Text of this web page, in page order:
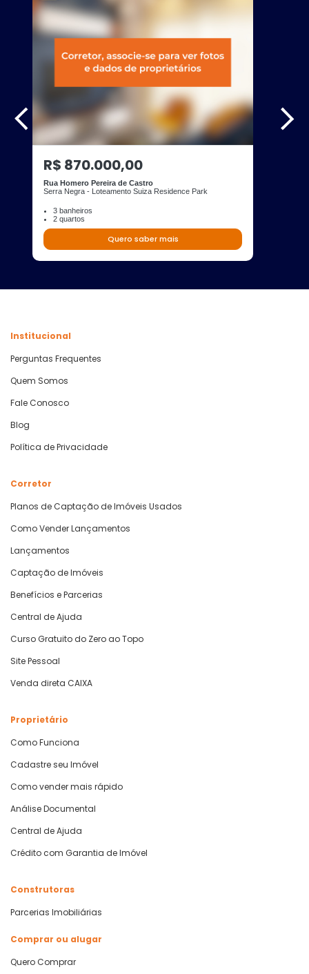
R$ 870.000,00
Rua Homero Pereira de Castro
Serra Negra - Loteamento Suiza Residence Park
3 banheiros
2 quartos
Quero saber mais
Institucional
Perguntas Frequentes
Quem Somos
Fale Conosco
Blog
Política de Privacidade
Corretor
Planos de Captação de Imóveis Usados
Como Vender Lançamentos
Lançamentos
Captação de Imóveis
Benefícios e Parcerias
Central de Ajuda
Curso Gratuito do Zero ao Topo
Site Pessoal
Venda direta CAIXA
Proprietário
Como Funciona
Cadastre seu Imóvel
Como vender mais rápido
Análise Documental
Central de Ajuda
Crédito com Garantia de Imóvel
Construtoras
Parcerias Imobiliárias
Comprar ou alugar
Quero Comprar